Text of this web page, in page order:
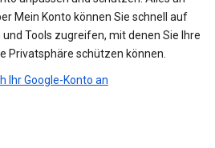
Mein Konto können Sie schnell auf
und Tools zugreifen, mit denen Sie Ihre
Privatsphäre schützen können.
Ihr Google-Konto an